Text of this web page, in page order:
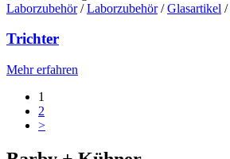
Laborzubehör/Laborzubehör/Glasartikel /
Trichter
Mehr erfahren
1
2
>